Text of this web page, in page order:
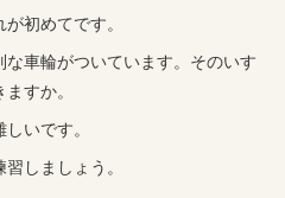
初めてです。
車輪がついています。そのいす
すか。
いです。
しましょう。